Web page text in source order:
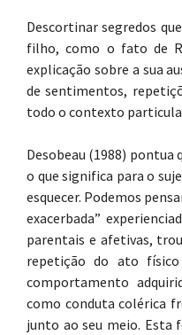
Descortinar segredos
filho, como o fato de
explicação sobre a sua
de sentimentos,
todo o contexto
Desobeau (1988) pontua
o que significa para o
esquecer. Podemos
exacerbada”
parentais e afetivas,
repetição do ato
comportamento
como conduta colérica
junto ao seu meio. Esta